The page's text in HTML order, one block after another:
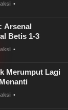
•
Arsenal
Betis 1-3
•
Merumput Lagi
•